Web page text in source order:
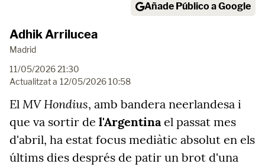
Añade Público a Google
Adhik Arrilucea
Madrid
11/05/2026 21:30
Actualitzat a 12/05/2026 10:58
El MV Hondius, amb bandera neerlandesa i
que va sortir de l'Argentinael passat mes
d'abril, ha estat focus mediàtic absolut en els
últims dies després de patir un brot d'una